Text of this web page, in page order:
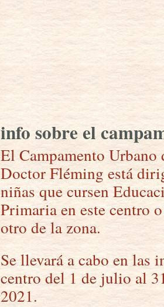
info sobre el
El Campamento Urbano
Doctor Fléming está
niñas que cursen
Primaria en este centro
otro de la zona.
Se llevará a cabo en las
centro del 1 de julio al
2021.